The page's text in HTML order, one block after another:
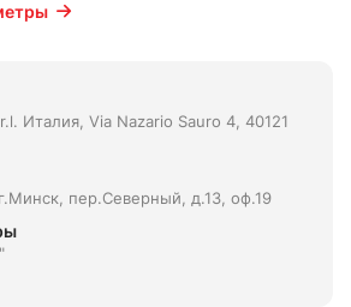
Италия, Via Nazario Sauro 4, 40121
пер.Северный, д.13, оф.19